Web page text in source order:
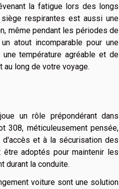
la fatigue lors des longs
respirantes est aussi une
même pendant les périodes de
atout incomparable pour une
température agréable et de
long de votre voyage.
un rôle prépondérant dans
308, méticuleusement pensée,
et à la sécurisation des
adoptés pour maintenir les
durant la conduite.
voiture sont une solution